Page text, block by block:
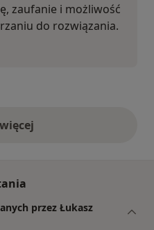
zaufanie i możliwość
do rozwiązania.
opinie powyżej
przez Łukasz